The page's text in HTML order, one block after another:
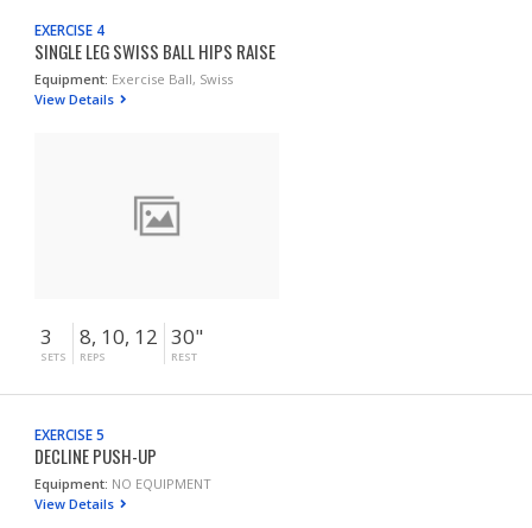
EXERCISE 4
SINGLE LEG SWISS BALL HIPS RAISE
Equipment: Exercise Ball, Swiss
View Details
3
SETS
8, 10, 12
REPS
30"
REST
EXERCISE 5
DECLINE PUSH-UP
Equipment: NO EQUIPMENT
View Details